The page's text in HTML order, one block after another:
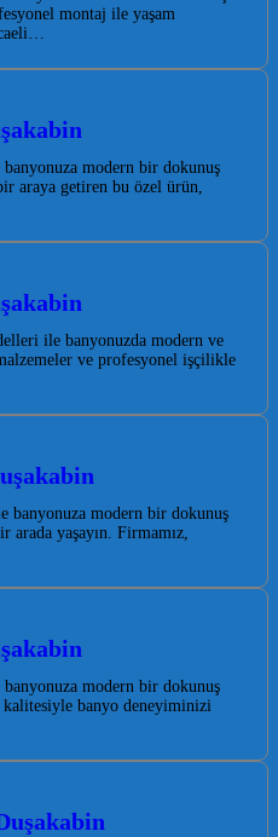
montaj ile yaşam
modern bir dokunuş
araya getiren bu özel ürün,
ile banyonuzda modern ve
ve profesyonel işçilikle
banyonuza modern bir dokunuş
yaşayın. Firmamız,
modern bir dokunuş
banyo deneyiminizi